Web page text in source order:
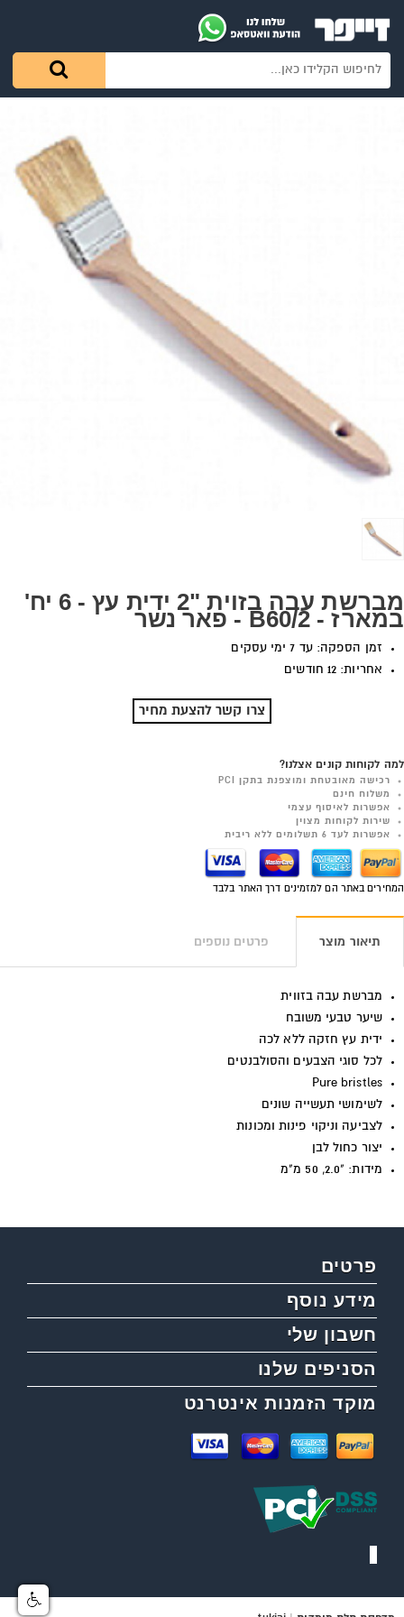
מברשת עבה בזוית "2 ידית עץ - 6 יח'
במארז - B60/2 - פאר נשר
זמן הספקה: עד 7 ימי עסקים
אחריות: 12 חודשים
צרו קשר להצעת מחיר
למה לקוחות קונים אצלנו?
רכישה מאובטחת ומוצפנת בתקן PCI
משלוח חינם
אפשרות לאיסוף עצמי
שירות לקוחות מצוין
אפשרות לעד 6 תשלומים ללא ריבית
המחירים באתר הם למזמינים דרך האתר בלבד
תיאור מוצר פרטים נוספים
מברשת עבה בזווית
שיער טבעי משובח
ידית עץ חזקה ללא לכה
לכל סוגי הצבעים והסולבנטים
Pure bristles
לשימושי תעשייה שונים
לצביעה וניקוי פינות ומכונות
יצור כחול לבן
מידות: "2.0, 50 מ"מ
פרטים
מידע נוסף
חשבון שלי
הסניפים שלנו
מוקד הזמנות אינטרנט